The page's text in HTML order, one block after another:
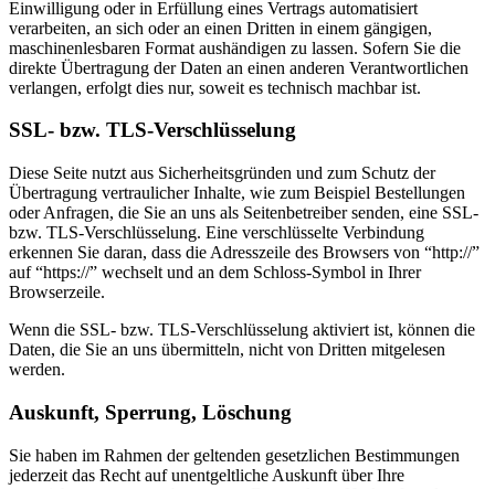
Einwilligung oder in Erfüllung eines Vertrags automatisiert
verarbeiten, an sich oder an einen Dritten in einem gängigen,
maschinenlesbaren Format aushändigen zu lassen. Sofern Sie die
direkte Übertragung der Daten an einen anderen Verantwortlichen
verlangen, erfolgt dies nur, soweit es technisch machbar ist.
SSL- bzw. TLS-Verschlüsselung
Diese Seite nutzt aus Sicherheitsgründen und zum Schutz der
Übertragung vertraulicher Inhalte, wie zum Beispiel Bestellungen
oder Anfragen, die Sie an uns als Seitenbetreiber senden, eine SSL-
bzw. TLS-Verschlüsselung. Eine verschlüsselte Verbindung
erkennen Sie daran, dass die Adresszeile des Browsers von “http://”
auf “https://” wechselt und an dem Schloss-Symbol in Ihrer
Browserzeile.
Wenn die SSL- bzw. TLS-Verschlüsselung aktiviert ist, können die
Daten, die Sie an uns übermitteln, nicht von Dritten mitgelesen
werden.
Auskunft, Sperrung, Löschung
Sie haben im Rahmen der geltenden gesetzlichen Bestimmungen
jederzeit das Recht auf unentgeltliche Auskunft über Ihre